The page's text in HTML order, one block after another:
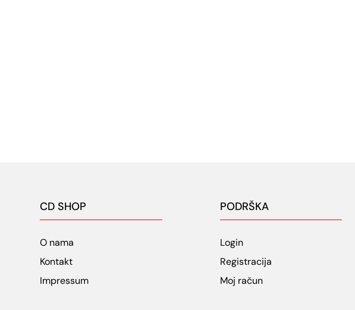
CD SHOP
O nama
Kontakt
Impressum
PODRŠKA
Login
Registracija
Moj račun